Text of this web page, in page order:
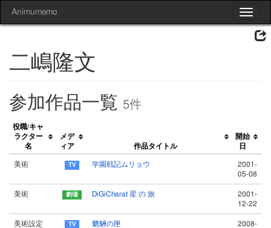
Toggle
Animumemo
二嶋隆文
参加作品一覧 5件
役職/キャ
ラクター
名
メデ
ィア
作品タイトル
開始
日
美術 学園戦記ムリョウ
2001-
05-08
美術 DiGiCharat 星 の 旅
2001-
12-22
美術設定 魍魎の匣
2008-